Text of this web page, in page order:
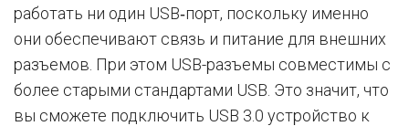
работать ни один USB‑порт, поскольку именно
они обеспечивают связь и питание для внешних
разъемов. При этом USB-разъемы совместимы с
более старыми стандартами USB. Это значит, что
вы сможете подключить USB 3.0 устройство к